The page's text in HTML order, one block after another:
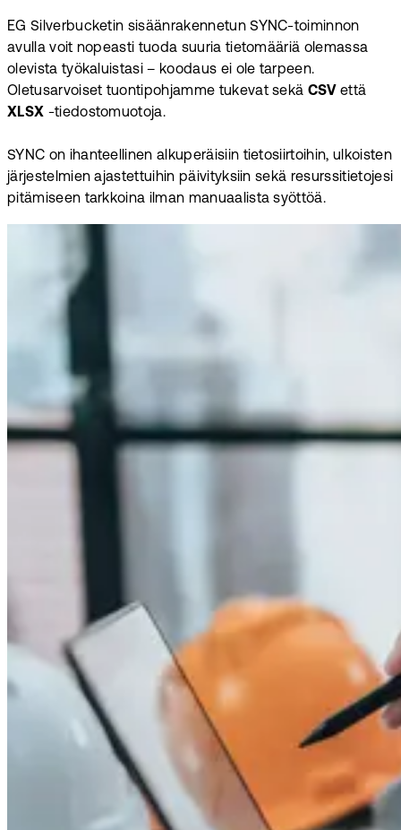
EG Silverbucketin sisäänrakennetun SYNC-toiminnon
avulla voit nopeasti tuoda suuria tietomääriä olemassa
olevista työkaluistasi – koodaus ei ole tarpeen.
Oletusarvoiset tuontipohjamme tukevat sekä CSV että
XLSX -tiedostomuotoja.
SYNC on ihanteellinen alkuperäisiin tietosiirtoihin, ulkoisten
järjestelmien ajastettuihin päivityksiin sekä resurssitietojesi
pitämiseen tarkkoina ilman manuaalista syöttöä.